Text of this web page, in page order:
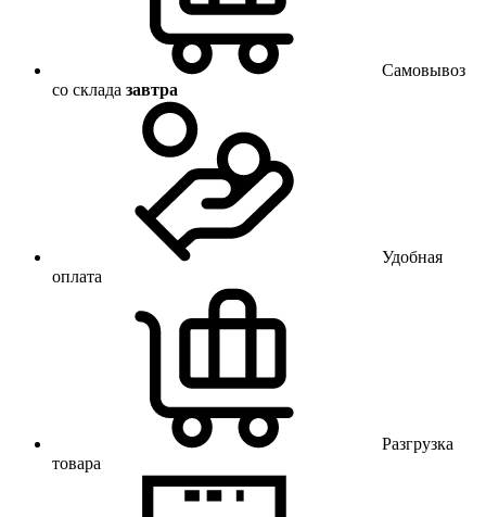
Самовывоз
со склада завтра
Удобная
оплата
Разгрузка
товара